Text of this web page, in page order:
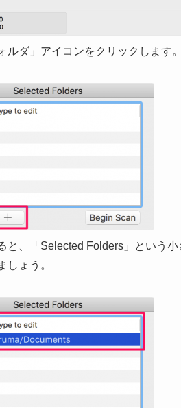
ルダ」アイコンをクリックします。
と、「Selected Folders」という
しょう。